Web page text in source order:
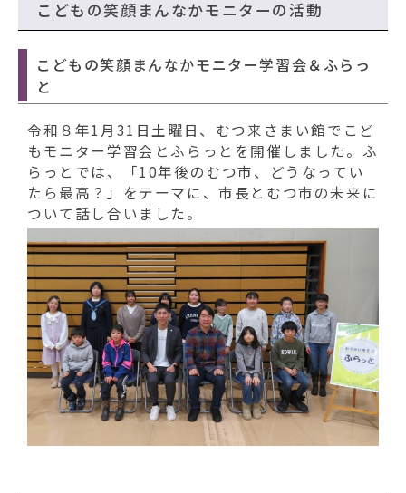
こどもの笑顔まんなかモニターの活動
こどもの笑顔まんなかモニター学習会＆ふらっ
と
令和８年1月31日土曜日、むつ来さまい館でこど
もモニター学習会とふらっとを開催しました。ふ
らっとでは、「10年後のむつ市、どうなってい
たら最高？」をテーマに、市長とむつ市の未来に
ついて話し合いました。